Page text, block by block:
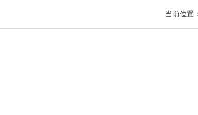
当前位置：